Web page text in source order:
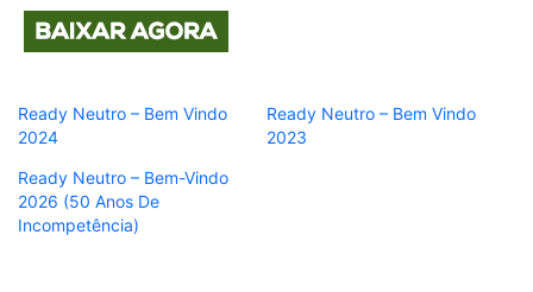
Ready Neutro – Bem Vindo
2024
Ready Neutro – Bem Vindo
2023
Ready Neutro – Bem-Vindo
2026 (50 Anos De
Incompetência)